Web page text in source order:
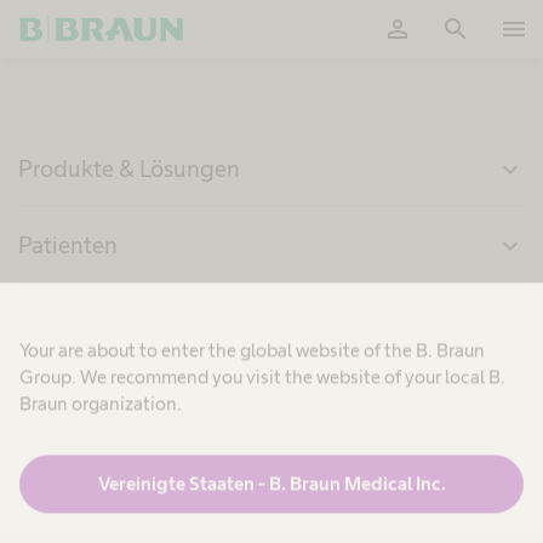
Your are about to enter the global website of the B. Braun
Group. We recommend you visit the website of your local B.
Braun organization.
Vereinigte Staaten - B. Braun Medical Inc.
person search menu
Produkte & Lösungen expand_more
Patienten expand_more
Über uns
Schweiz